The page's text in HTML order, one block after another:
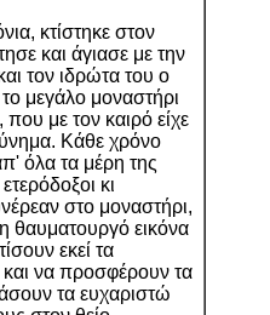
κτίστηκε στον
και άγιασε με την
τον ιδρώτα του ο
μεγάλο μοναστήρι
με τον καιρό είχε
Κάθε χρόνο
όλα τα μέρη της
κι
στο μοναστήρι,
θαυματουργό εικόνα
εκεί τα
και να προσφέρουν τα
τα ευχαριστώ